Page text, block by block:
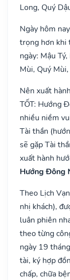
Long, Quý
Ngày hôm
trọng hơn khi
ngày: Mậu
Mùi, Quý
Nên xuất
TỐT: Hướng
nhiều niềm
Tài thần
sẽ gặp Tài
xuất hành
Hướng Đông
Theo Lịch
nhị khách),
luân phiên
theo từng
ngày 19
tài, ký hợp
chấp, chữa